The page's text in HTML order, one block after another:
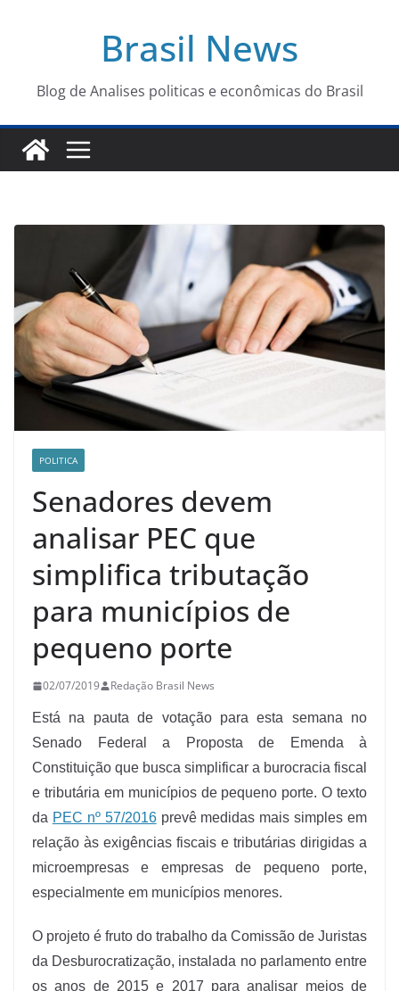
conteúdo
Brasil News
Blog de Analises politicas e econômicas do Brasil
POLITICA
Senadores devem
analisar PEC que
simplifica tributação
para municípios de
pequeno porte
02/07/2019 Redação Brasil News
Está na pauta de votação para esta semana no
Senado Federal a Proposta de Emenda à
Constituição que busca simplificar a burocracia fiscal
e tributária em municípios de pequeno porte. O texto
da PEC nº 57/2016prevê medidas mais simples em
relação às exigências fiscais e tributárias dirigidas a
microempresas e empresas de pequeno porte,
especialmente em municípios menores.
O projeto é fruto do trabalho da Comissão de Juristas
da Desburocratização, instalada no parlamento entre
os anos de 2015 e 2017 para analisar meios de